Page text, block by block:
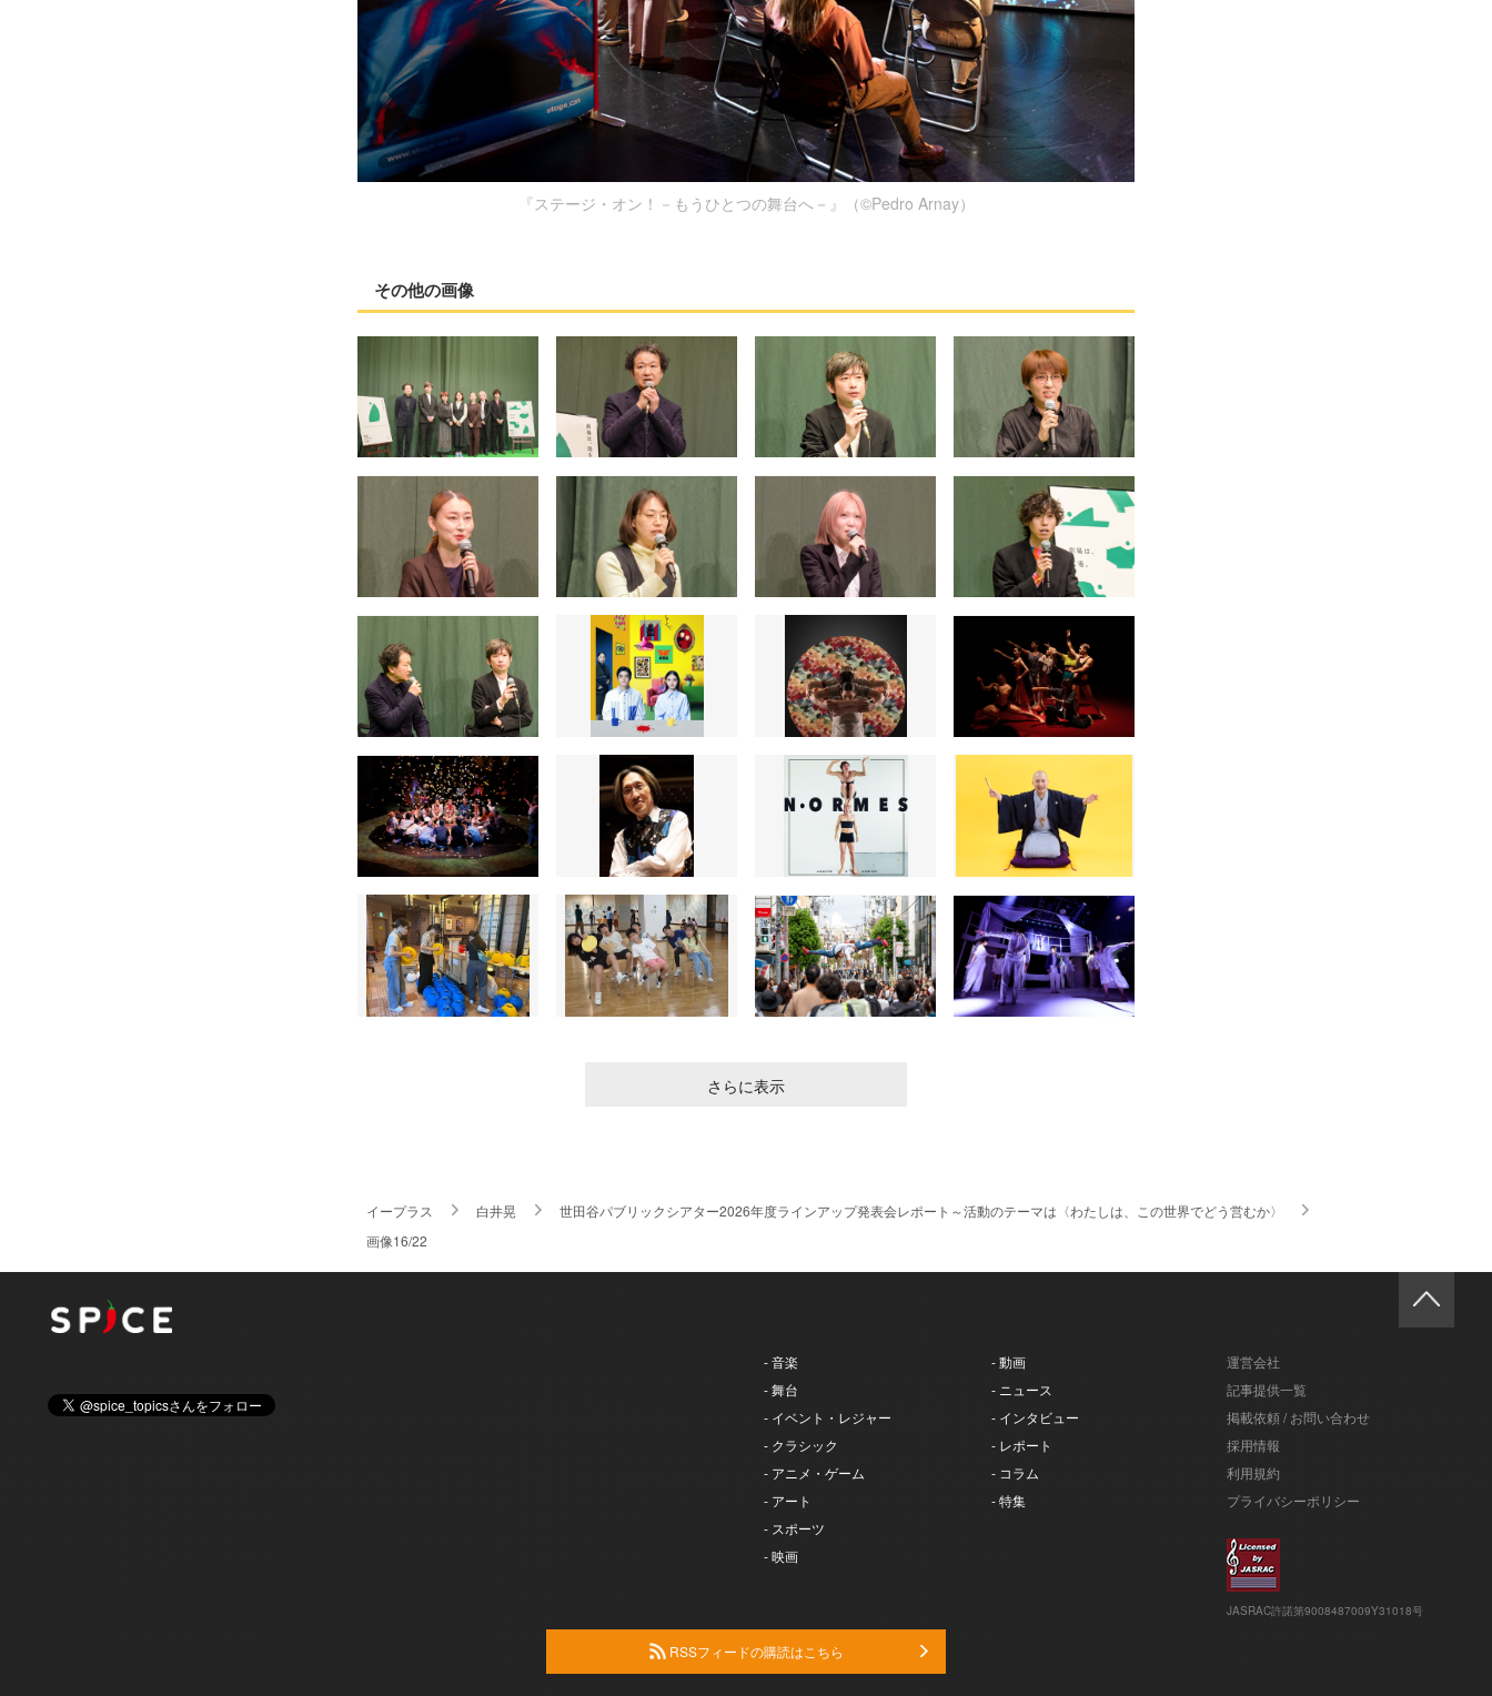
『ステージ・オン！－もうひとつの舞台へ－』（©Pedro Arnay）
その他の画像
さらに表示
イープラス 白井晃
世田谷パブリックシアター2026年度ラインアップ発表会レポート～活動のテーマは〈わたしは、この世界でどう営むか〉
画像16/22
- 音楽
- 舞台
- イベント・レジャー
- クラシック
- アニメ・ゲーム
- アート
- スポーツ
- 映画
- 動画
- ニュース
- インタビュー
- レポート
- コラム
- 特集
運営会社
記事提供一覧
掲載依頼 / お問い合わせ
採用情報
利用規約
プライバシーポリシー
JASRAC許諾第9008487009Y31018号
RSSフィードの購読はこちら